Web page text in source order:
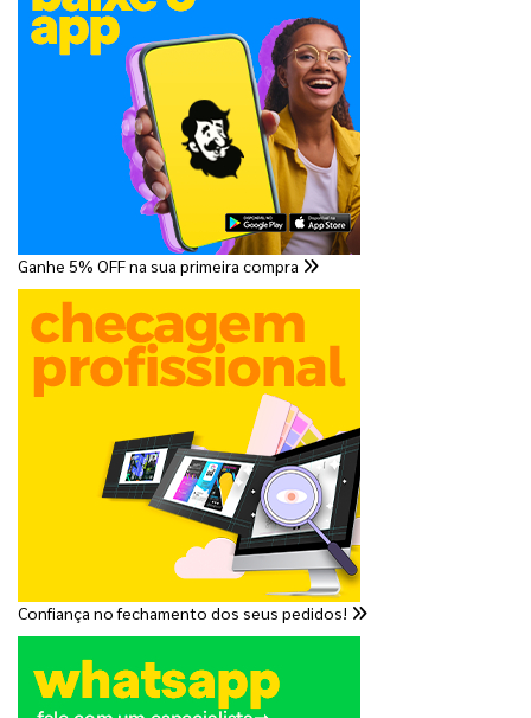
Ganhe 5% OFF na sua primeira compra
Confiança no fechamento dos seus pedidos!